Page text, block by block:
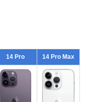
14 Pro 14 Pro Max